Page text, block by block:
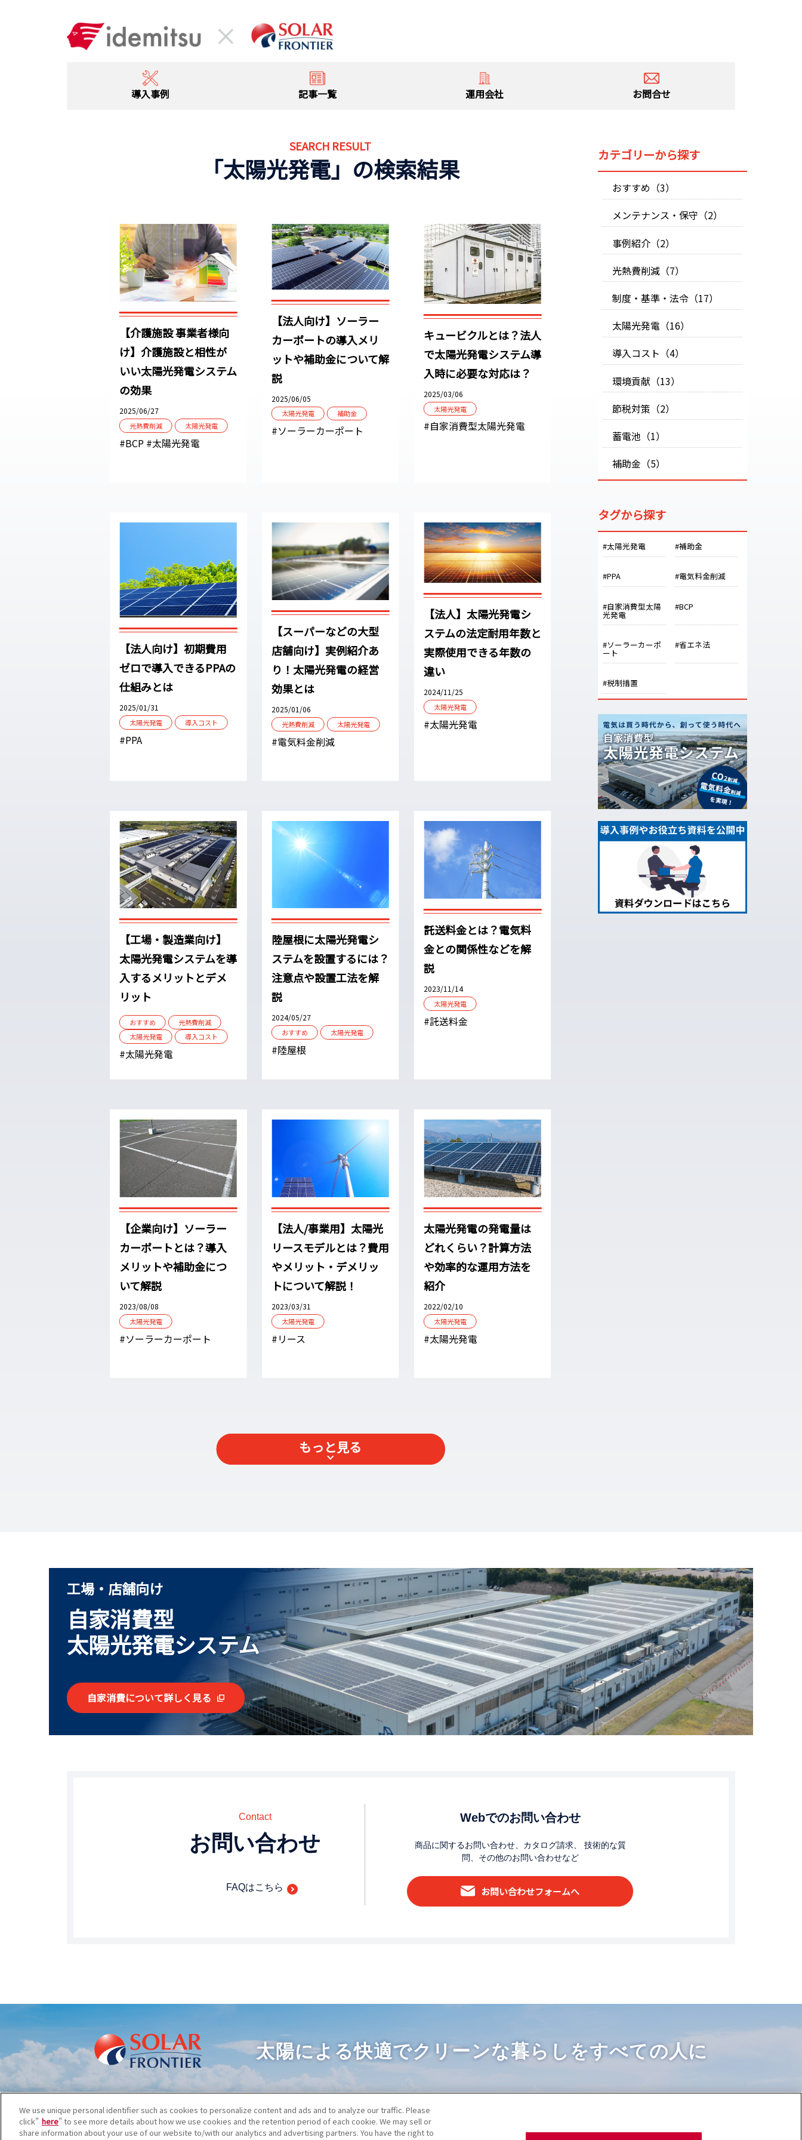
導入事例 記事一覧 運用会社 お問合せ
SEARCH RESULT
「太陽光発電」の検索結果
【介護施設 事業者様向
け】介護施設と相性が
いい太陽光発電システム
の効果
2025/06/27
光熱費削減 太陽光発電
#BCP #太陽光発電
【法人向け】ソーラー
カーポートの導入メリ
ットや補助金について解
説
2025/06/05
太陽光発電 補助金
#ソーラーカーポート
キュービクルとは？法人
で太陽光発電システム導
入時に必要な対応は？
2025/03/06
太陽光発電
#自家消費型太陽光発電
【法人向け】初期費用
ゼロで導入できるPPAの
仕組みとは
2025/01/31
太陽光発電 導入コスト
#PPA
【スーパーなどの大型
店舗向け】実例紹介あ
り！太陽光発電の経営
効果とは
2025/01/06
光熱費削減 太陽光発電
#電気料金削減
【法人】太陽光発電シ
ステムの法定耐用年数と
実際使用できる年数の
違い
2024/11/25
太陽光発電
#太陽光発電
【工場・製造業向け】
太陽光発電システムを導
入するメリットとデメ
リット
おすすめ
光熱費削減
太陽光発電
導入コスト
#太陽光発電
陸屋根に太陽光発電シ
ステムを設置するには？
注意点や設置工法を解
説
2024/05/27
おすすめ 太陽光発電
#陸屋根
託送料金とは？電気料
金との関係性などを解
説
2023/11/14
太陽光発電
#託送料金
【企業向け】ソーラー
カーポートとは？導入
メリットや補助金につ
いて解説
2023/08/08
太陽光発電
#ソーラーカーポート
【法人/事業用】太陽光
リースモデルとは？費用
やメリット・デメリッ
トについて解説！
2023/03/31
太陽光発電
#リース
太陽光発電の発電量は
どれくらい？計算方法
や効率的な運用方法を
紹介
2022/02/10
太陽光発電
#太陽光発電
太陽光発電
#太陽光発電
#BEMS 太陽光発電
#自己託送
太陽光発電
#自家消費型太陽光発電
もっと見る
カテゴリーから探す
おすすめ（3）
メンテナンス・保守（2）
事例紹介（2）
光熱費削減（7）
制度・基準・法令（17）
太陽光発電（16）
導入コスト（4）
環境貢献（13）
節税対策（2）
蓄電池（1）
補助金（5）
タグから探す
#太陽光発電 #補助金
#PPA #電気料金削減
#自家消費型太陽
光発電
#BCP
#ソーラーカーポ
ート
#省エネ法
#税制措置
工場・店舗向け
自家消費型
太陽光発電システム
自家消費について詳しく見る
Contact
お問い合わせ
FAQはこちら
Webでのお問い合わせ
商品に関するお問い合わせ、カタログ請求、 技術的な質
問、その他のお問い合わせなど
お問い合わせフォームへ
太陽による快適でクリーンな暮らしをすべての人に
プライバシーポリシー
We use unique personal identifier such as cookies to personalize content and ads and to analyze our traffic. Please
click" here" to see more details about how we use cookies and the retention period of each cookie. We may sell or
share information about your use of our website to/with our analytics and advertising partners. You have the right to